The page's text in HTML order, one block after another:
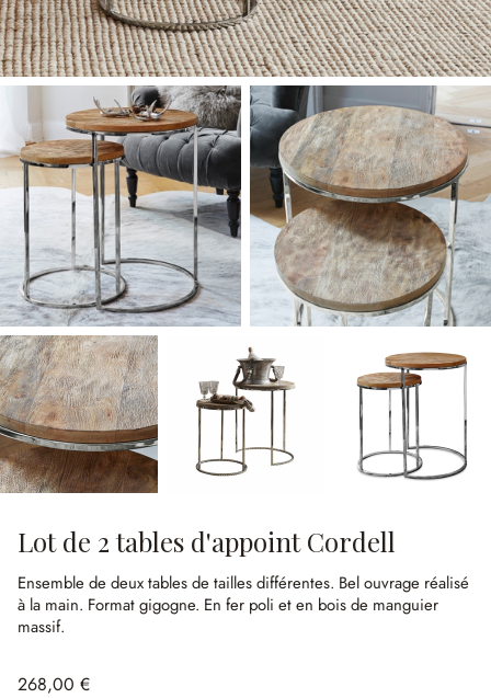
Lot de 2 tables d'appoint Cordell
Ensemble de deux tables de tailles différentes. Bel ouvrage réalisé
à la main. Format gigogne. En fer poli et en bois de manguier
massif.
268,00 €